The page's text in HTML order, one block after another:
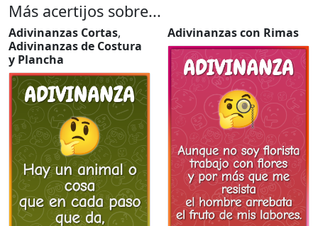
Más acertijos sobre...
Adivinanzas Cortas,
Adivinanzas de Costura
y Plancha
Adivinanzas con Rimas